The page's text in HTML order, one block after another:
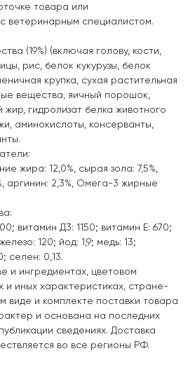
товара или
с ветеринарным специалистом.
(19%) (включая голову, кости,
рис, белок кукурузы, белок
крупка, сухая растительная
вещества, яичный порошок,
гидролизат белка животного
аминокислоты, консерванты,
жира: 12,0%, сырая зола: 7,5%,
аргинин: 2,3%, Омега-3 жирные
витамин Д3: 1150; витамин E: 670;
120; йод: 1,9; медь: 13;
селен: 0,13.
и ингредиентах, цветовом
и иных характеристиках, стране-
виде и комплекте поставки товара
и основана на последних
сведениях. Доставка
во все регионы РФ.